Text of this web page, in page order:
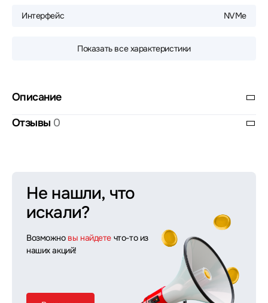
Интерфейс NVMe
Показать все характеристики
Описание
Отзывы 0
Не нашли, что
искали?
Возможно вы найдете что-то из
наших акций!